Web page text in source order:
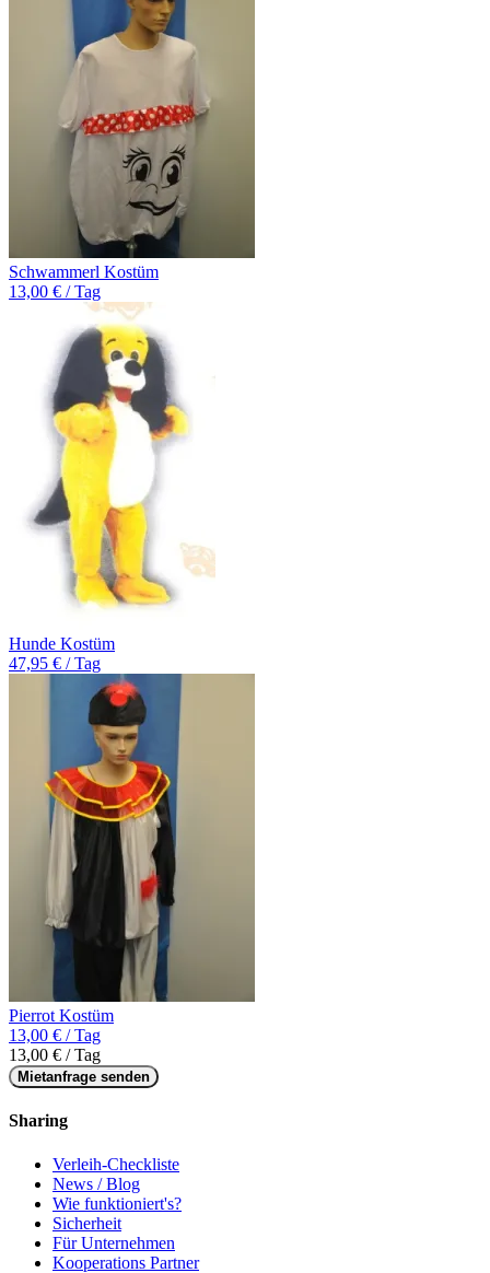
Schwammerl Kostüm
13,00 € / Tag
Hunde Kostüm
47,95 € / Tag
Pierrot Kostüm
13,00 € / Tag
13,00 € / Tag
Mietanfrage senden
Sharing
Verleih-Checkliste
News / Blog
Wie funktioniert's?
Sicherheit
Für Unternehmen
Kooperations Partner